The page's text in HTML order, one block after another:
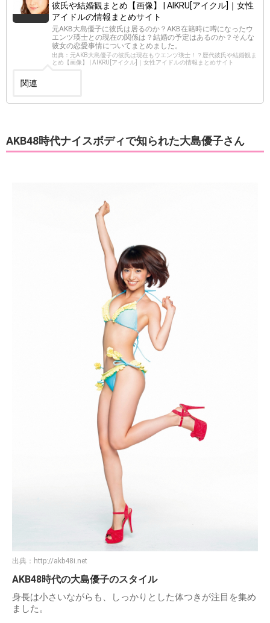
彼氏や結婚観まとめ【画像】 | AIKRU[アイクル]｜女性
アイドルの情報まとめサイト
元AKB大島優子に彼氏は居るのか？AKB在籍時に噂になったウ
エンツ瑛士との現在の関係は？結婚の予定はあるのか？そんな
彼女の恋愛事情についてまとめました。
出典：元AKB大島優子の彼氏は現在もウエンツ瑛士！？歴代彼氏や結婚観ま
とめ【画像】 | AIKRU[アイクル]｜女性アイドルの情報まとめサイト
関連
AKB48時代ナイスボディで知られた大島優子さん
出典： http://akb48i.net
AKB48時代の大島優子のスタイル
身長は小さいながらも、しっかりとした体つきが注目を集め
ました。